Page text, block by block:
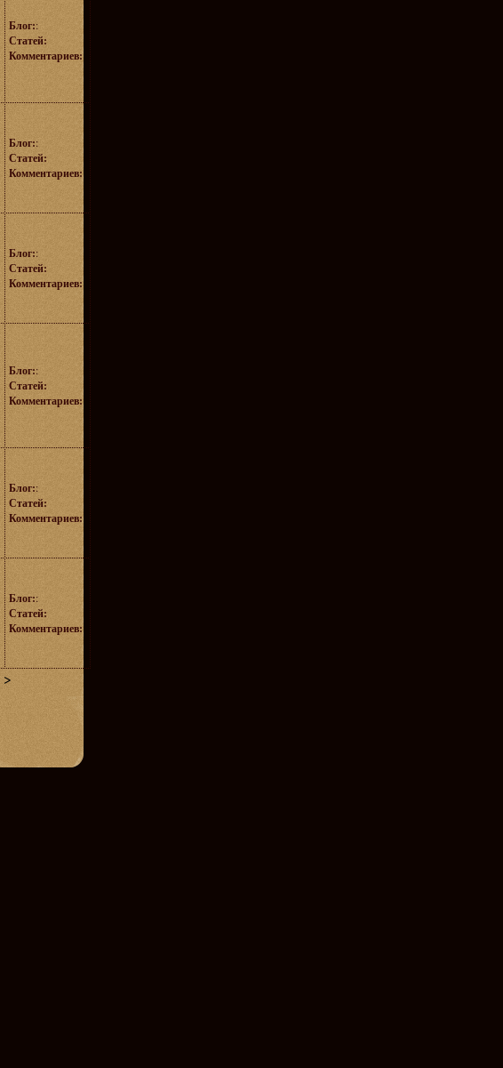
Блог::
Статей:
Комментариев:
Блог::
Статей:
Комментариев:
Блог::
Статей:
Комментариев:
Блог::
Статей:
Комментариев:
Блог::
Статей:
Комментариев:
Блог::
Статей:
Комментариев:
>